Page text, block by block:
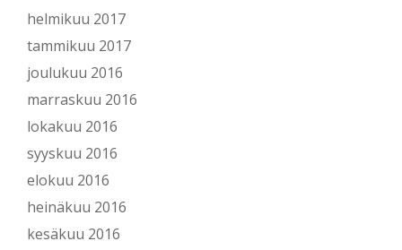
helmikuu 2017
tammikuu 2017
joulukuu 2016
marraskuu 2016
lokakuu 2016
syyskuu 2016
elokuu 2016
heinäkuu 2016
kesäkuu 2016